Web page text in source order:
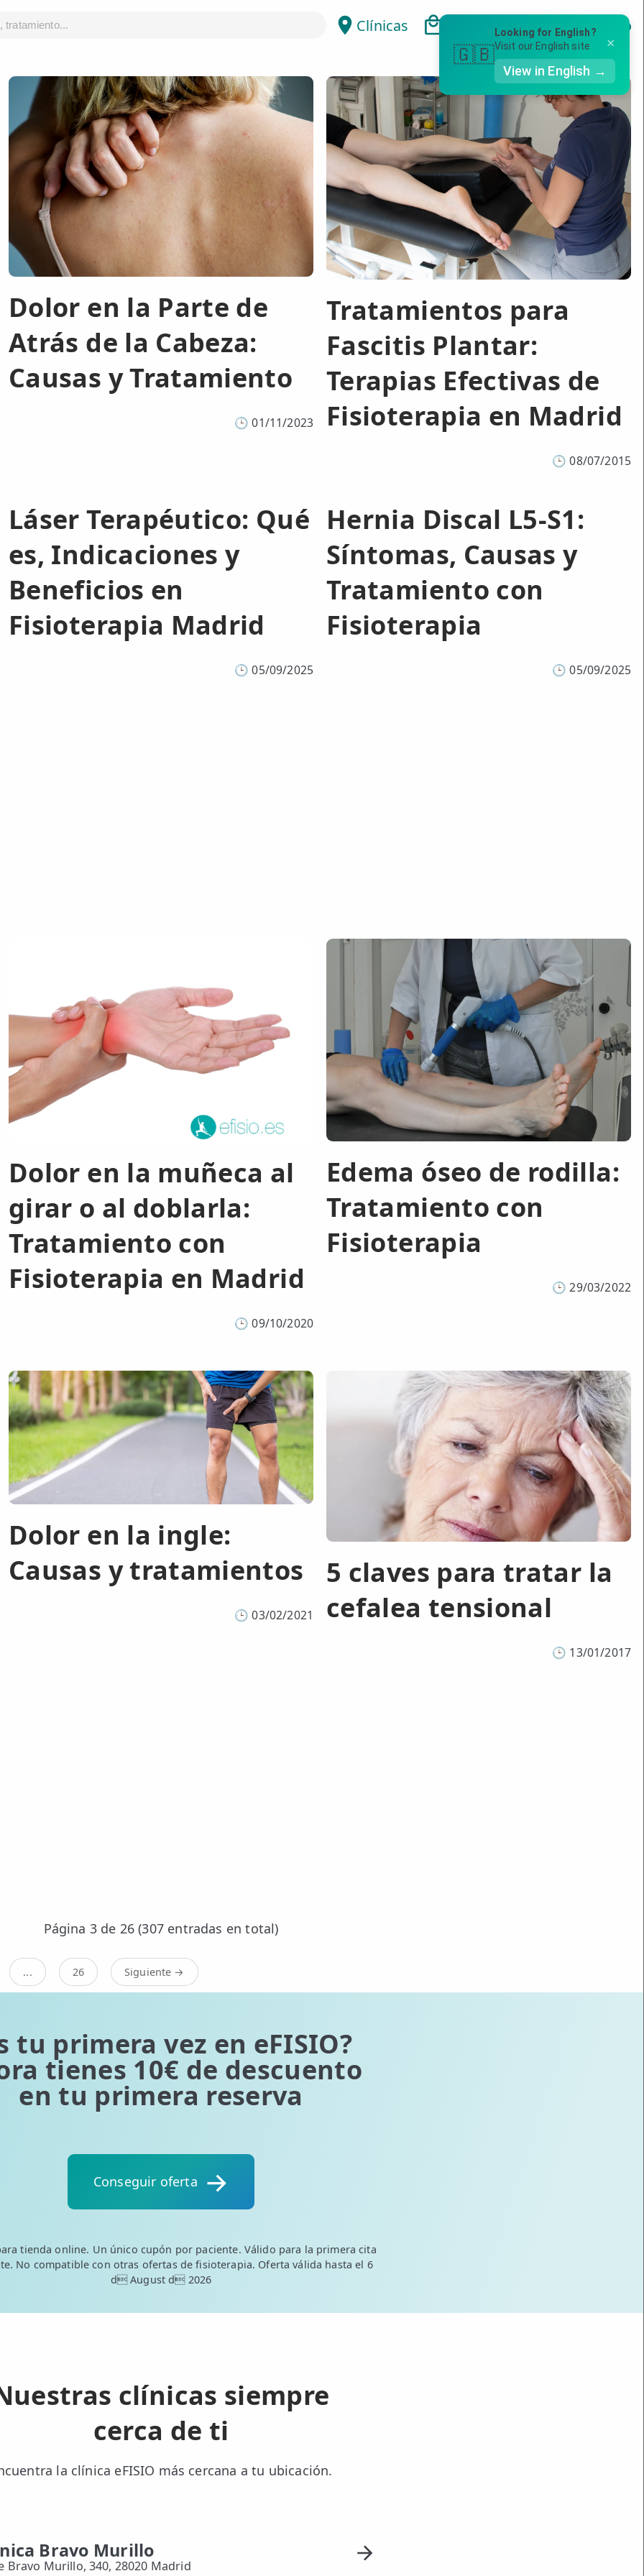
Clínicas Mi Área
Dolor en la Parte de
Atrás de la Cabeza:
Causas y Tratamiento
🕒 01/11/2023
Tratamientos para
Fascitis Plantar:
Terapias Efectivas de
Fisioterapia en Madrid
🕒 08/07/2015
Láser Terapéutico: Qué
es, Indicaciones y
Beneficios en
Fisioterapia Madrid
🕒 05/09/2025
Hernia Discal L5-S1:
Síntomas, Causas y
Tratamiento con
Fisioterapia
🕒 05/09/2025
Dolor en la muñeca al
girar o al doblarla:
Tratamiento con
Fisioterapia en Madrid
🕒 09/10/2020
Edema óseo de rodilla:
Tratamiento con
Fisioterapia
🕒 29/03/2022
Dolor en la ingle:
Causas y tratamientos
🕒 03/02/2021
5 claves para tratar la
cefalea tensional
🕒 13/01/2017
Página 3 de 26 (307 entradas en total)
... 26 Siguiente →
tu primera vez en eFISIO?
tienes 10€ de descuento
en tu primera reserva
Conseguir oferta
tienda online. Un único cupón por paciente. Válido para la primera cita
No compatible con otras ofertas de fisioterapia. Oferta válida hasta el 6
d August d 2026
clínicas siempre
cerca de ti
la clínica eFISIO más cercana a tu ubicación.
Bravo Murillo
Bravo Murillo, 340, 28020 Madrid
×
🇬🇧
Looking for English?
Visit our English site
View in English →